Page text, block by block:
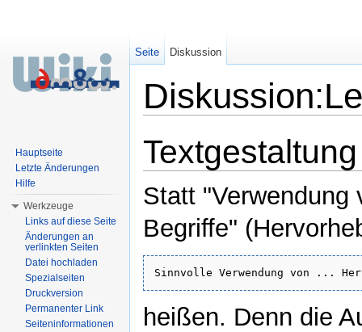
Textgestaltung
Statt "Verwendung
Begriffe"
heißen. Denn die
Seite Diskussion
Hauptseite
Letzte Änderungen
Hilfe
Werkzeuge
Links auf diese Seite
Änderungen an
verlinkten Seiten
Datei hochladen
Spezialseiten
Druckversion
Permanenter Link
Seiteninformationen